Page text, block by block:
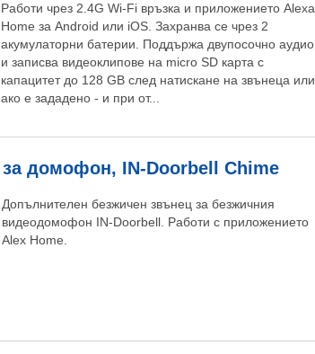
Работи чрез 2.4G Wi-Fi връзка и приложението Alexa
Home за Android или iOS. Захранва се чрез 2
акумулаторни батерии. Поддържа двупосочно аудио
и записва видеоклипове на micro SD карта с
капацитет до 128 GB след натискане на звънеца или,
ако е зададено - и при от...
домофон, IN-Doorbell Chime
Допълнителен безжичен звънец за безжичния
видеодомофон IN-Doorbell. Работи с приложението
Alex Home.